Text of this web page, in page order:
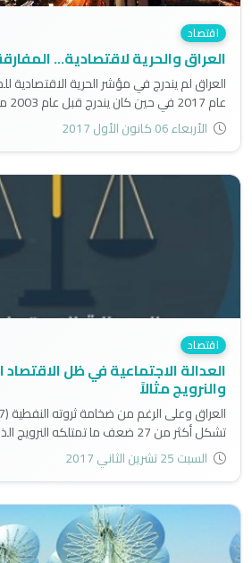
اقتصاد
العراق والحرية لاقتصادية...
2002..الأربعاء 06 كانون الأول 2017
اقتصاد
العدالة الاجتماعية في ظل
والنرويج مثالاً
البالغ 1577.1 إلف برميل يومياً، مع الأخذ
السكاني، إلا إنه لا يزال لم يحقق العدالة
بل لا يزال يعاني من المديونية..
السبت 25 تشرين الثاني 2017